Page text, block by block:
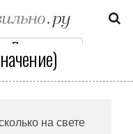
Полная
на свете